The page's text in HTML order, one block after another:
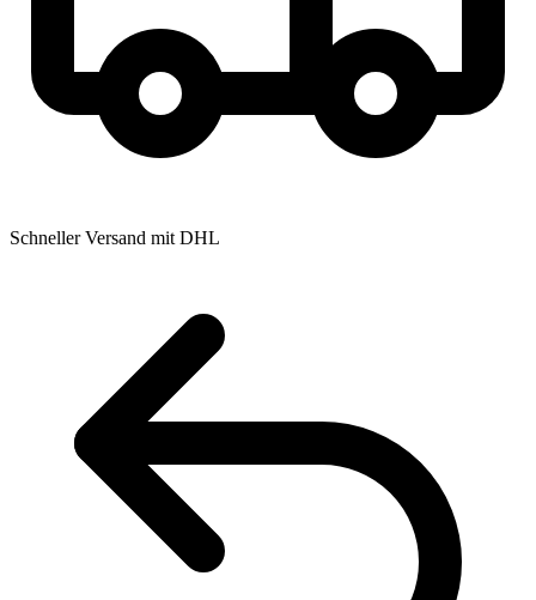
Schneller Versand mit DHL